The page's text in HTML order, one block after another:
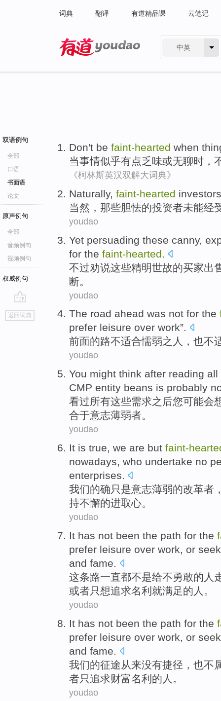
词典 翻译 有道精品课 云笔记
中英
双语例句
全部
口语
书面语
论文
原声例句
全部
音频例句
视频例句
权威例句
go
top
返回词典
Don't be faint-hearted when
当事情似乎有点乏味或无聊时，
《柯林斯英汉双解大词典》
Naturally, faint-hearted investors
当然 ，那些胆怯的投资者未能经
youdao
Yet persuading these canny,
for the faint-hearted
不过劝说这些精明世故的买家出
断。
youdao
The road ahead was not for the
prefer leisure over work”.
前面的路不适合懦弱之人， 也不
youdao
You might think after reading all
CMP entity beans is probably
看过所有这些需求之后您可能会
合于意志薄弱者。
youdao
It is true, we are but faint-
nowadays, who undertake no
enterprises.
我们的确只是意志薄弱的改革者
持不懈的进取心。
youdao
It has not been the path for the
prefer leisure over work, or seek
and fame.
这条路一直都不是给不勇敢的 人
或者只想追求名利就满足的人。
youdao
It has not been the path for the
prefer leisure over work or seek
and fame.
我们的征途从来没有捷径，也不
者只追求财富名利 的 人。
youdao